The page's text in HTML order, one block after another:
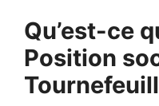
Qu’est-ce
Position